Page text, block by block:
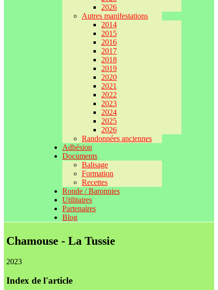
2026
Autres manifestations
2014
2015
2016
2017
2018
2019
2020
2021
2022
2023
2024
2025
2026
Randonnées anciennes
Adhésion
Documents
Balisage
Formation
Recettes
Ronde / Baronnies
Utilitaires
Partenaires
Blog
Chamouse - La Tussie
2023
Index de l'article